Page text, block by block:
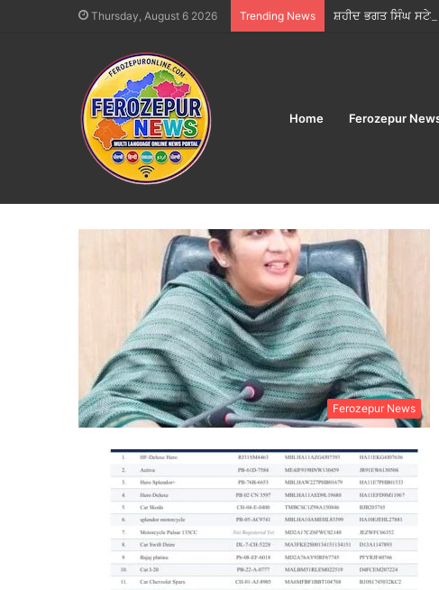
Thursday, August 6 2026 Trending News ਸ਼ਹੀਦ ਭਗਤ ਸਿੰਘ ਸਟੇਟ
Home Ferozepur
Home/2026/May/ 31
Day:May 31, 2026
Ferozepur News